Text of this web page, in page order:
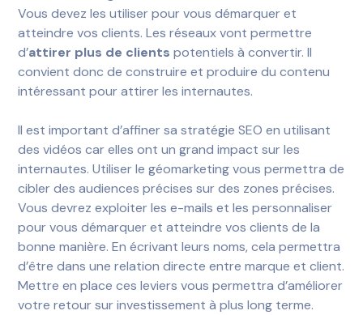
Vous devez les utiliser pour vous démarquer et
atteindre vos clients. Les réseaux vont permettre
d’attirer plus de clients potentiels à convertir. Il
convient donc de construire et produire du contenu
intéressant pour attirer les internautes.
Il est important d’affiner sa stratégie SEO en utilisant
des vidéos car elles ont un grand impact sur les
internautes. Utiliser le géomarketing vous permettra de
cibler des audiences précises sur des zones précises.
Vous devrez exploiter les e-mails et les personnaliser
pour vous démarquer et atteindre vos clients de la
bonne manière. En écrivant leurs noms, cela permettra
d’être dans une relation directe entre marque et client.
Mettre en place ces leviers vous permettra d’améliorer
votre retour sur investissement à plus long terme.